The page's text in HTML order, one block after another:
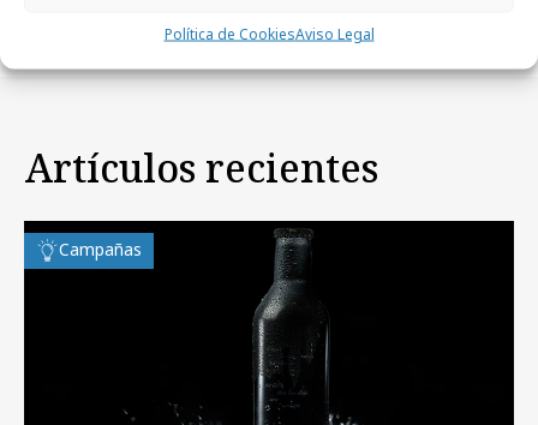
Política de CookiesAviso Legal
Artículos recientes
Campañas